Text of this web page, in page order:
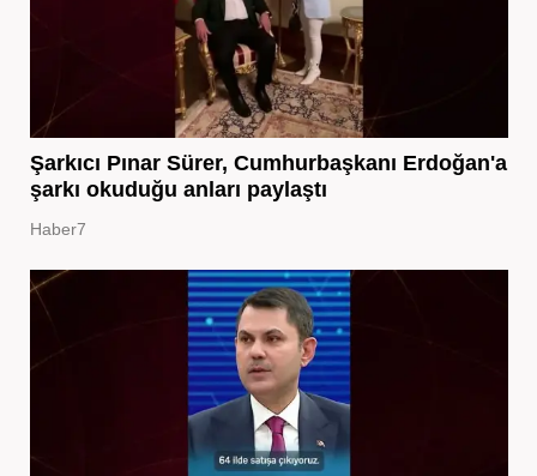
Şarkıcı Pınar Sürer, Cumhurbaşkanı Erdoğan'a
şarkı okuduğu anları paylaştı
Haber7